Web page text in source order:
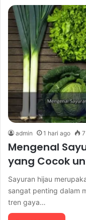
admin 1 hari ago 7
Mengenal
yang Cocok
Sayuran hijau
sangat penting dalam
tren gaya…